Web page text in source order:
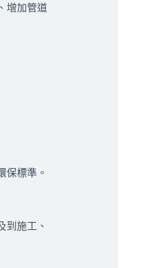
增加管道
保標準。
到施工、